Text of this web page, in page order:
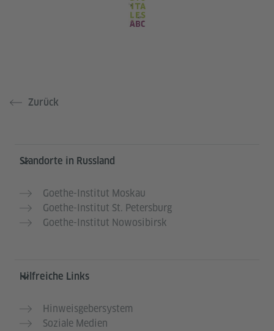
Zurück
Service- und Informationsbereich
Standorte in Russland
Goethe-Institut Moskau
Goethe-Institut St. Petersburg
Goethe-Institut Nowosibirsk
Hilfreiche Links
Hinweisgebersystem
Soziale Medien